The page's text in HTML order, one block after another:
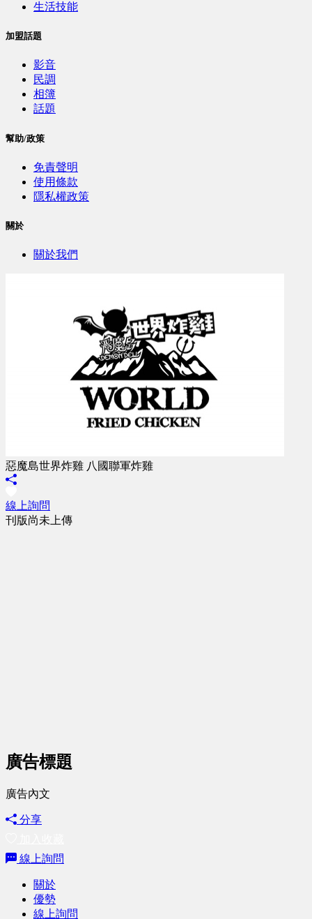
生活技能
加盟話題
影音
民調
相簿
話題
幫助/政策
免責聲明
使用條款
隱私權政策
關於
關於我們
惡魔島世界炸雞 八國聯軍炸雞
線上詢問
刊版尚未上傳
廣告標題
廣告內文
分享
線上詢問
關於
優勢
線上詢問